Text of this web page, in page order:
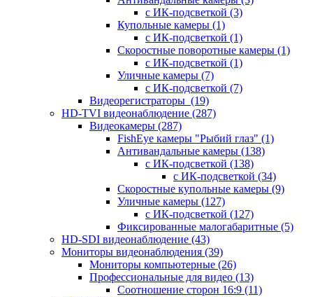
с ИК-подсветкой (3)
Купольные камеры (1)
с ИК-подсветкой (1)
Скоростные поворотные камеры (1)
с ИК-подсветкой (1)
Уличные камеры (7)
с ИК-подсветкой (7)
Видеорегистраторы (19)
HD-TVI видеонаблюдение (287)
Видеокамеры (287)
FishEye камеры "Рыбий глаз" (1)
Антивандальные камеры (138)
с ИК-подсветкой (138)
с ИК-подсветкой (34)
Скоростные купольные камеры (9)
Уличные камеры (127)
с ИК-подсветкой (127)
Фиксированные малогабаритные (5)
HD-SDI видеонаблюдение (43)
Мониторы видеонаблюдения (39)
Мониторы компьютерные (26)
Профессиональные для видео (13)
Соотношение сторон 16:9 (11)